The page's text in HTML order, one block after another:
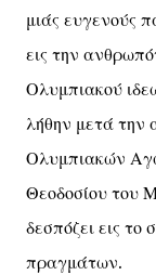
μιάς ευγενούς
εις την
Ολυμπιακού
λήθην μετά την
Ολυμπιακών
Θεοδοσίου του
δεσπόζει εις
πραγμάτων.